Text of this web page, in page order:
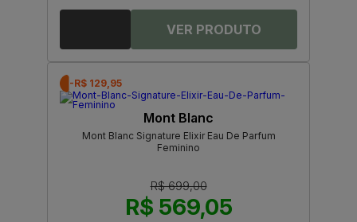
-R$ 129,95
Mont Blanc
Mont Blanc Signature Elixir Eau De Parfum
Feminino
R$ 699,00
R$ 569,05